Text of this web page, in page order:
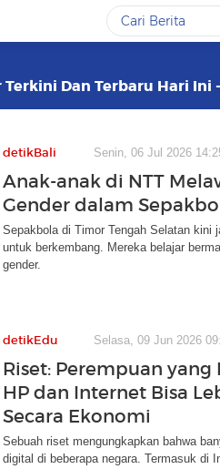
Dan Terbaru Hari Ini
detikBali Senin, 06 Jul 2026
Anak-anak di NTT
Gender dalam
Sepakbola di Timor Tengah Selatan kini
untuk berkembang. Mereka belajar
gender.
detikEdu Selasa, 09 Jun 2026
Riset: Perempuan
HP dan Internet Bisa
Secara Ekonomi
Sebuah riset mengungkapkan bahwa
digital di beberapa negara. Termasuk di